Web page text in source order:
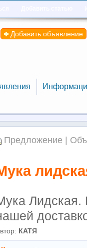
Добавить объявление
Предложение |
Лидская.
КАТЯ